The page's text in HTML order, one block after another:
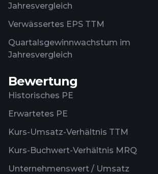
Jahresvergleich
Verwässertes EPS TTM
Quartalsgewinnwachstum im
Jahresvergleich
Bewertung
Historisches PE
Erwartetes PE
Kurs-Umsatz-Verhältnis TTM
Kurs-Buchwert-Verhältnis MRQ
Unternehmenswert / Umsatz